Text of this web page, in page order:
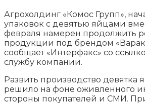
Агрохолдинг «Комос Групп»,
упаковок с девятью яйцами
февраля намерен продолжить
продукции под брендом
сообщает «Интерфакс» со
службу компании.
Развить производство девятка
решило на фоне оживленного
стороны покупателей и СМИ.